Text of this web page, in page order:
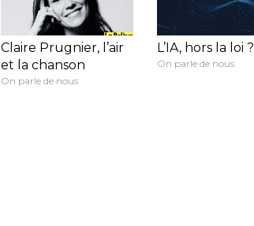
Claire Prugnier, l’air
et la chanson
On parle de nous
L’IA, hors la loi ?
On parle de nous